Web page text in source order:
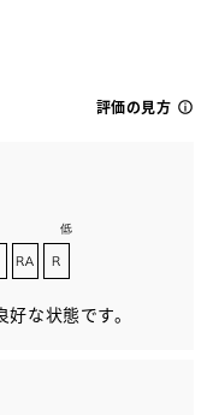
評価の見方
な状態です。